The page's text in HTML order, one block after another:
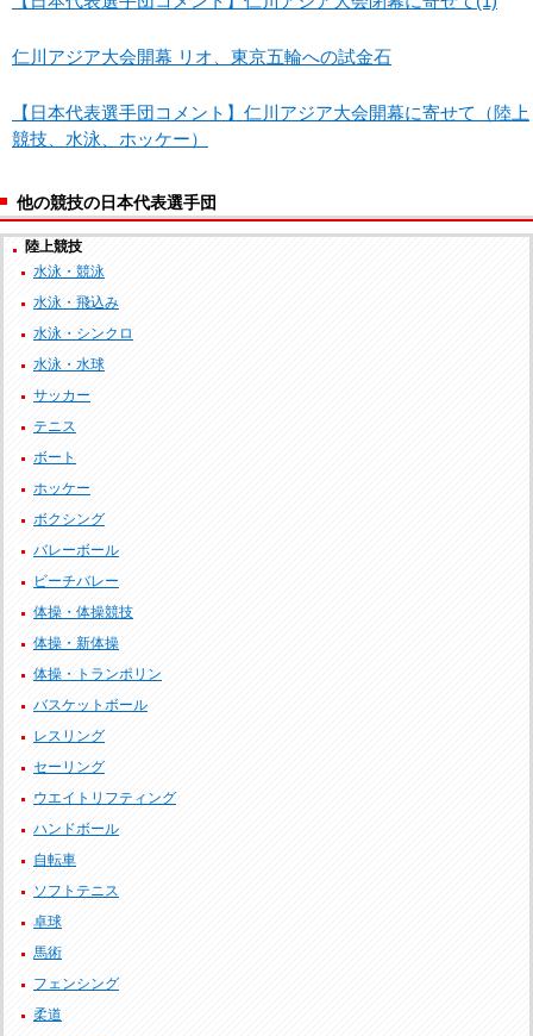
仁川アジア大会開幕 リオ、東京五輪への試金石
【日本代表選手団コメント】仁川アジア大会開幕に寄せて（陸上
競技、水泳、ホッケー）
他の競技の日本代表選手団
陸上競技
水泳・競泳
水泳・飛込み
水泳・シンクロ
水泳・水球
サッカー
テニス
ボート
ホッケー
ボクシング
バレーボール
ビーチバレー
体操・体操競技
体操・新体操
体操・トランポリン
バスケットボール
レスリング
セーリング
ウエイトリフティング
ハンドボール
自転車
ソフトテニス
卓球
馬術
フェンシング
柔道